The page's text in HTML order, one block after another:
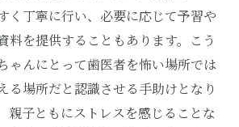
く丁寧に行い、必要に応じて予習や
料を提供することもあります。こう
ゃんにとって歯医者を怖い場所では
る場所だと認識させる手助けとなり
親子ともにストレスを感じることな